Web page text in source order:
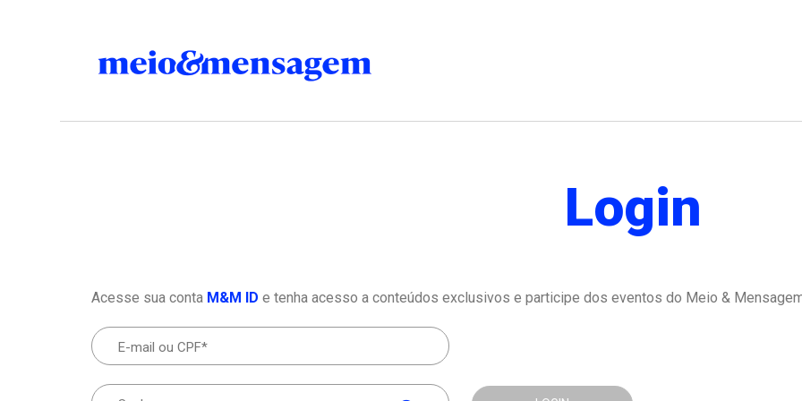
Login
Acesse sua conta M&M ID e tenha acesso a conteúdos exclusivos e participe dos eventos do Meio &